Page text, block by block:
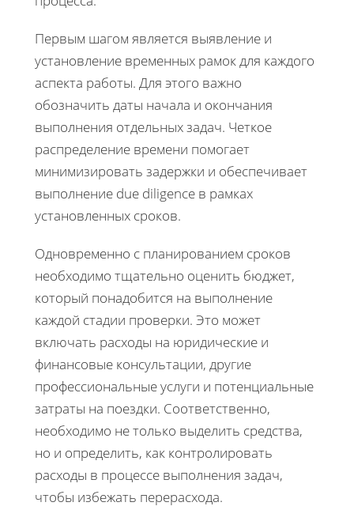
Первым шагом является выявление и
установление временных рамок для каждого
аспекта работы. Для этого важно
обозначить даты начала и окончания
выполнения отдельных задач. Четкое
распределение времени помогает
минимизировать задержки и обеспечивает
выполнение due diligence в рамках
установленных сроков.
Одновременно с планированием сроков
необходимо тщательно оценить бюджет,
который понадобится на выполнение
каждой стадии проверки. Это может
включать расходы на юридические и
финансовые консультации, другие
профессиональные услуги и потенциальные
затраты на поездки. Соответственно,
необходимо не только выделить средства,
но и определить, как контролировать
расходы в процессе выполнения задач,
чтобы избежать перерасхода.